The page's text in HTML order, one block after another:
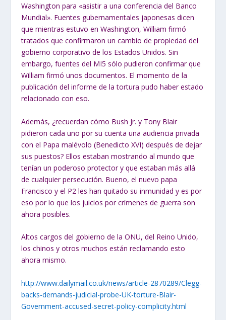
Washington para «asistir a una conferencia del Banco
Mundial». Fuentes gubernamentales japonesas dicen
que mientras estuvo en Washington, William firmó
tratados que confirmaron un cambio de propiedad del
gobierno corporativo de los Estados Unidos. Sin
embargo, fuentes del MI5 sólo pudieron confirmar que
William firmó unos documentos. El momento de la
publicación del informe de la tortura pudo haber estado
relacionado con eso.
Además, ¿recuerdan cómo Bush Jr. y Tony Blair
pidieron cada uno por su cuenta una audiencia privada
con el Papa malévolo (Benedicto XVI) después de dejar
sus puestos? Ellos estaban mostrando al mundo que
tenían un poderoso protector y que estaban más allá
de cualquier persecución. Bueno, el nuevo papa
Francisco y el P2 les han quitado su inmunidad y es por
eso por lo que los juicios por crímenes de guerra son
ahora posibles.
Altos cargos del gobierno de la ONU, del Reino Unido,
los chinos y otros muchos están reclamando esto
ahora mismo.
http://www.dailymail.co.uk/news/article-2870289/Clegg-
backs-demands-judicial-probe-UK-torture-Blair-
Government-accused-secret-policy-complicity.html